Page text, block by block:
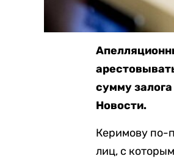
сумму
Новости.
Керимову по-
лиц, с